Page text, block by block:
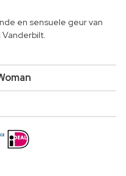
en sensuele geur van